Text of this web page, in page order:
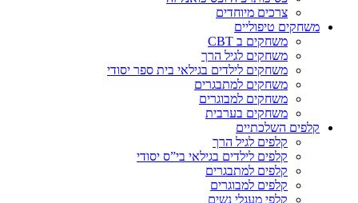
צרכים מיוחדים
משחקים טיפוליים
משחקים ב CBT
משחקים לגיל הרך
משחקים לילדים בגילאי בית ספר יסודי
משחקים למתבגרים
משחקים למבוגרים
משחקים בערבית
קלפים השלכתיים
קלפים לגיל הרך
קלפים לילדים בגילאי בי”ס יסודי
קלפים למתבגרים
קלפים למבוגרים
קלפי מעגלי נשים